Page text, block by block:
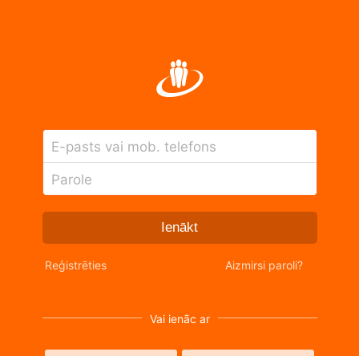
E-pasts vai mob. telefons
Parole
Ienākt
Reģistrēties Aizmirsi paroli?
Vai ienāc ar